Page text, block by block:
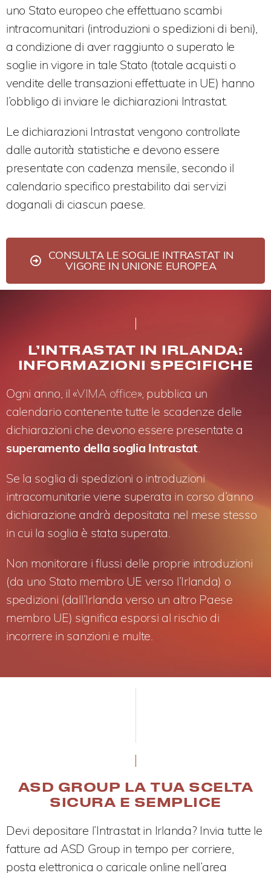
uno Stato europeo che effettuano scambi
intracomunitari (introduzioni o spedizioni di beni),
a condizione di aver raggiunto o superato le
soglie in vigore in tale Stato (totale acquisti o
vendite delle transazioni effettuate in UE) hanno
l’obbligo di inviare le dichiarazioni Intrastat.
Le dichiarazioni Intrastat vengono controllate
dalle autorità statistiche e devono essere
presentate con cadenza mensile, secondo il
calendario specifico prestabilito dai servizi
doganali di ciascun paese.
CONSULTA LE SOGLIE INTRASTAT IN
VIGORE IN UNIONE EUROPEA
L’INTRASTAT IN IRLANDA:
INFORMAZIONI SPECIFICHE
Ogni anno, il «VIMA office», pubblica un
calendario contenente tutte le scadenze delle
dichiarazioni che devono essere presentate a
superamento della soglia Intrastat.
Se la soglia di spedizioni o introduzioni
intracomunitarie viene superata in corso d’anno
dichiarazione andrà depositata nel mese stesso
in cui la soglia è stata superata.
Non monitorare i flussi delle proprie introduzioni
(da uno Stato membro UE verso l’Irlanda) o
spedizioni (dall’Irlanda verso un altro Paese
membro UE) significa esporsi al rischio di
incorrere in sanzioni e multe.
ASD GROUP LA TUA SCELTA
SICURA E SEMPLICE
Devi depositare l’Intrastat in Irlanda? Invia tutte le
fatture ad ASD Group in tempo per corriere,
posta elettronica o caricale online nell’area